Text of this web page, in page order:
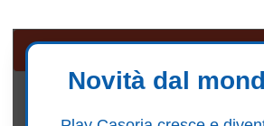
Novità dal
Accessori e ricambi